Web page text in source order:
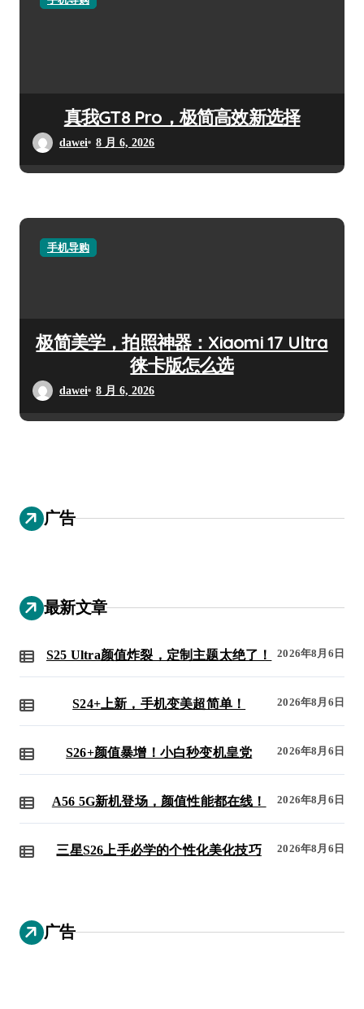
真我GT8 Pro，极简高效新选择
dawei 8 月 6, 2026
手机导购
极简美学，拍照神器：Xiaomi 17 Ultra
徕卡版怎么选
dawei 8 月 6, 2026
广告
最新文章
S25 Ultra颜值炸裂，定制主题太绝了！ 2026年8月6日
S24+上新，手机变美超简单！ 2026年8月6日
S26+颜值暴增！小白秒变机皇党 2026年8月6日
A56 5G新机登场，颜值性能都在线！ 2026年8月6日
三星S26上手必学的个性化美化技巧 2026年8月6日
广告